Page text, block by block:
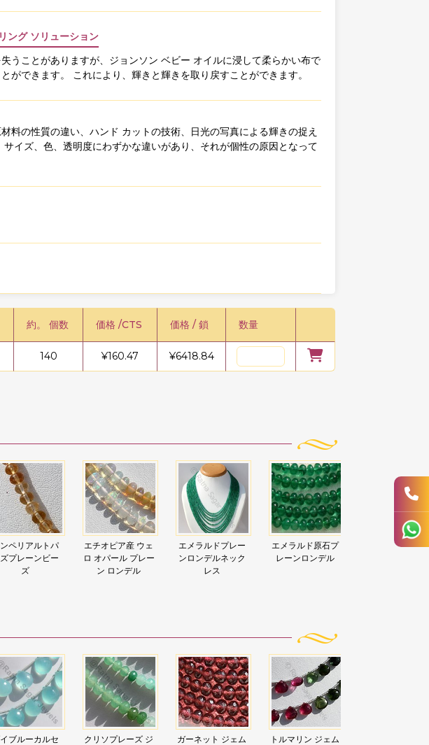
ング ソリューション
うことがありますが、ジョンソン ベビー オイルに浸して柔らかい布で
ができます。 これにより、輝きと輝きを取り戻すことができます。
料の性質の違い、ハンド カットの技術、日光の写真による輝きの捉え
イズ、色、透明度にわずかな違いがあり、それが個性の原因となって
約。 個数 価格 /CTS 価格 / 鎖 数量
140 ¥160.47 ¥6418.84
ペリアルトパ
プレーンビー
ズ
エチオピア産 ウェ
ロ オパール プレー
ン ロンデル
エメラルドプレー
ンロンデルネック
レス
エメラルド原石プ
レーンロンデル
オレゴンサンス
ブルーカルセ
クリソプレーズ ジ
ガーネット ジェム
トルマリン ジェム